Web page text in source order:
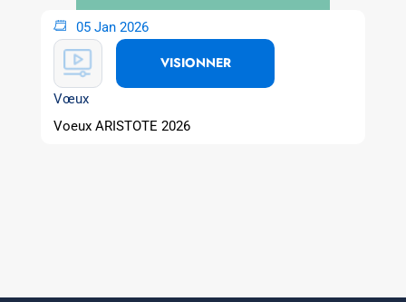
05 Jan 2026
VISIONNER
Vœux
Voeux ARISTOTE 2026